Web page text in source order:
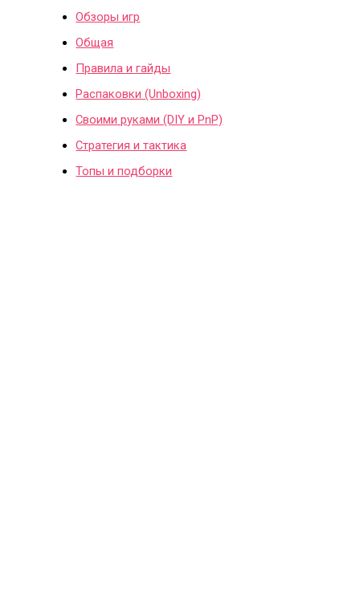
Обзоры игр
Общая
Правила и гайды
Распаковки (Unboxing)
Своими руками (DIY и PnP)
Стратегия и тактика
Топы и подборки